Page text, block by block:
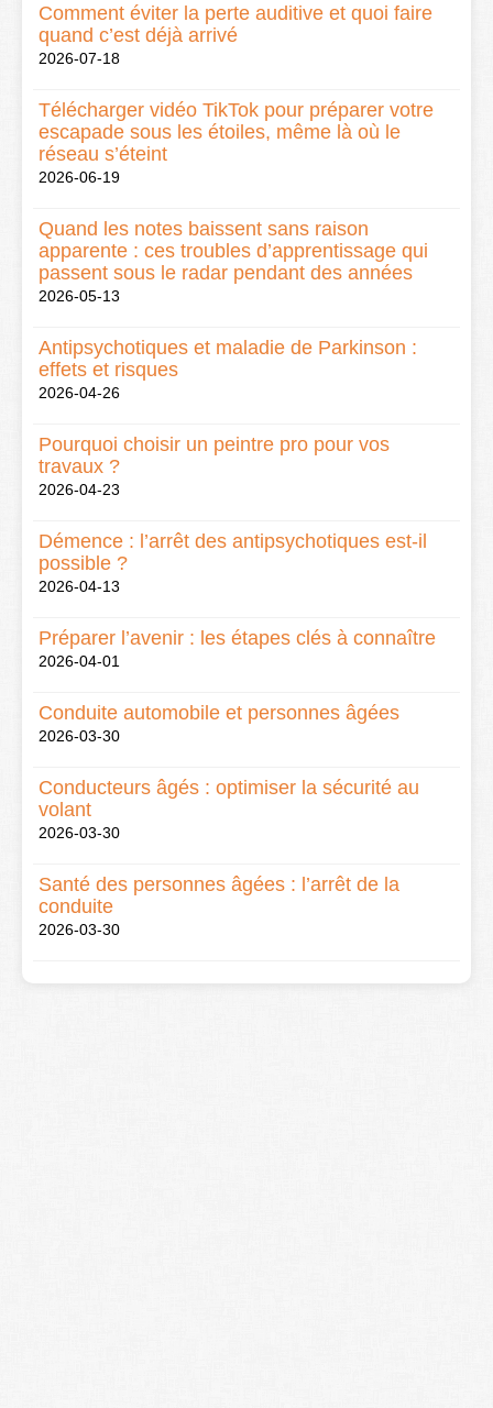
Comment éviter la perte auditive et quoi faire
quand c’est déjà arrivé
2026-07-18
Télécharger vidéo TikTok pour préparer votre
escapade sous les étoiles, même là où le
réseau s’éteint
2026-06-19
Quand les notes baissent sans raison
apparente : ces troubles d’apprentissage qui
passent sous le radar pendant des années
2026-05-13
Antipsychotiques et maladie de Parkinson :
effets et risques
2026-04-26
Pourquoi choisir un peintre pro pour vos
travaux ?
2026-04-23
Démence : l’arrêt des antipsychotiques est-il
possible ?
2026-04-13
Préparer l’avenir : les étapes clés à connaître
2026-04-01
Conduite automobile et personnes âgées
2026-03-30
Conducteurs âgés : optimiser la sécurité au
volant
2026-03-30
Santé des personnes âgées : l’arrêt de la
conduite
2026-03-30